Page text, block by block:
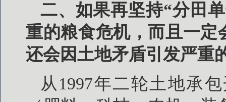
二、如果再坚持“分田
重的粮食危机，而且一定
还会因土地矛盾引发严重
从1997年二轮土地承